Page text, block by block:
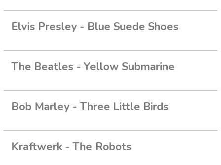
Elvis Presley - Blue Suede Shoes
The Beatles - Yellow Submarine
Bob Marley - Three Little Birds
Kraftwerk - The Robots